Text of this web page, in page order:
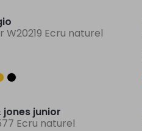
W20219 Ecru naturel
jones junior
Ecru naturel